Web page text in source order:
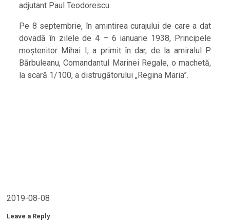
adjutant Paul Teodorescu.
Pe 8 septembrie, în amintirea curajului de care a dat
dovadă în zilele de 4 – 6 ianuarie 1938, Principele
moștenitor Mihai I, a primit în dar, de la amiralul P.
Bărbuleanu, Comandantul Marinei Regale, o machetă,
la scară 1/100, a distrugătorului „Regina Maria”.
2019-08-08
Leave a Reply